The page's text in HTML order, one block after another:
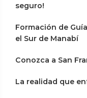
seguro!
Formación de
el Sur de Manabí
Conozca a San
La realidad que